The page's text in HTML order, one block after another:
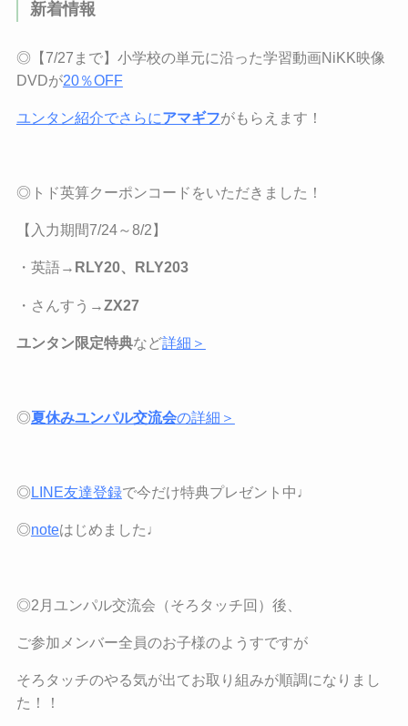
新着情報
◎【7/27まで】小学校の単元に沿った学習動画NiKK映像
DVDが20％OFF
ユンタン紹介でさらにアマギフがもらえます！
◎トド英算クーポンコードをいただきました！
【 入力期間7/24～8/2 】
・英語→ RLY20、RLY203
・さんすう→ ZX27
ユンタン限定特典など詳細＞
◎夏休みユンパル交流会の詳細＞
◎LINE友達登録で今だけ特典プレゼント中♩
◎noteはじめました♩
◎2月ユンパル交流会（そろタッチ回）後、
ご参加メンバー全員のお子様のようすですが
そろタッチのやる気が出てお取り組みが順調になりまし
た！！